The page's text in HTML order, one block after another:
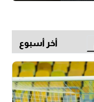
أخر أسبوع